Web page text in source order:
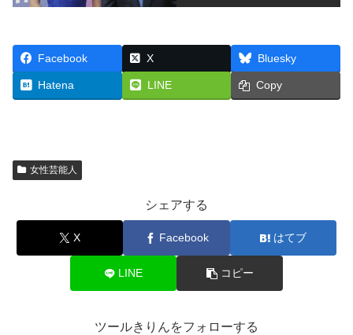
Facebook X Bluesky
Hatena LINE Copy
女性芸能人
シェアする
X Facebook はてブ
LINE コピー
ツールきりんをフォローする